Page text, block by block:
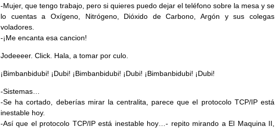
-Mujer, que tengo trabajo, pero si quieres puedo dejar el teléfono sobre la mesa y se
lo cuentas a Oxígeno, Nitrógeno, Dióxido de Carbono, Argón y sus colegas
voladores.
-¡Me encanta esa cancion!
Jodeeeer. Click. Hala, a tomar por culo.
¡Bimbanbidubi! ¡Dubi! ¡Bimbanbidubi! ¡Dubi! ¡Bimbanbidubi! ¡Dubi!
-Sistemas…
-Se ha cortado, deberías mirar la centralita, parece que el protocolo TCP/IP está
inestable hoy.
-Así que el protocolo TCP/IP está inestable hoy…- repito mirando a El Maquina II,